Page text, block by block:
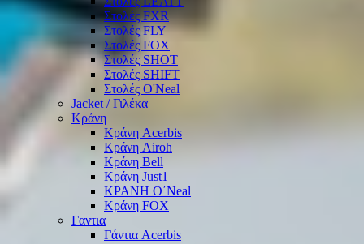
Στολές FXR
Στολές FLY
Στολές FOX
Στολές SHOT
Στολές SHIFT
Στολές O'Neal
Jacket / Γιλέκα
Κράνη
Κράνη Acerbis
Κράνη Airoh
Κράνη Bell
Κράνη Just1
ΚΡΑΝΗ O΄Νeal
Κράνη FOX
Γαντια
Γάντια Acerbis